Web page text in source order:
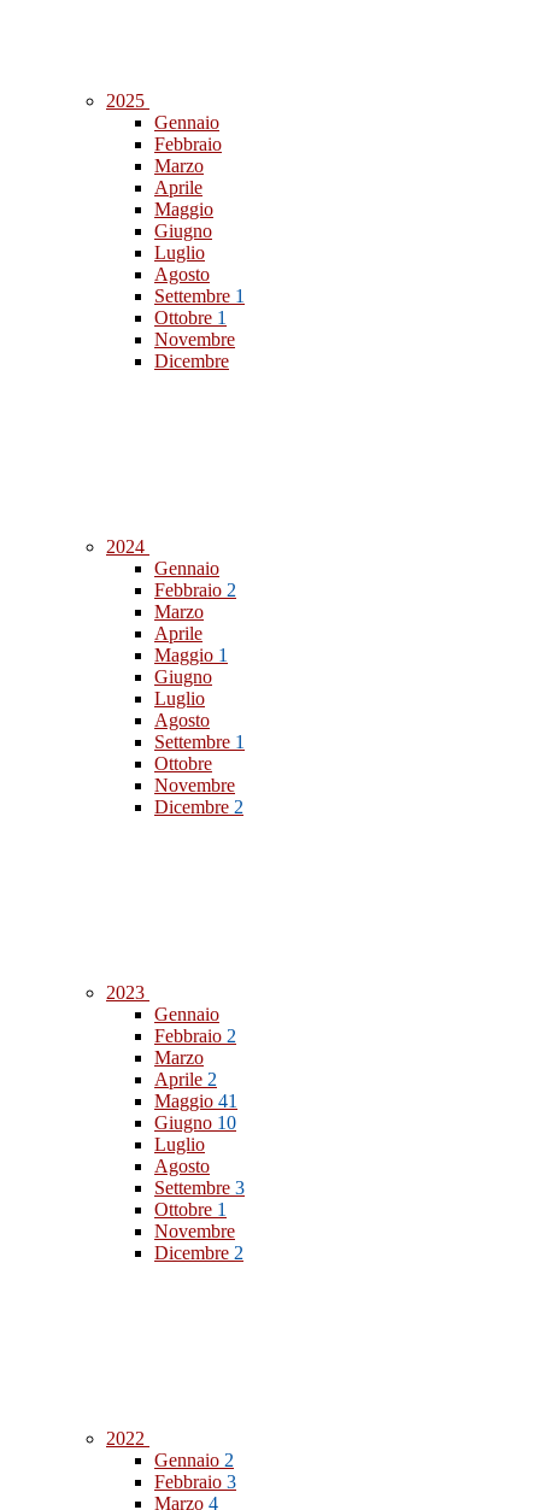
2025
Gennaio
Febbraio
Marzo
Aprile
Maggio
Giugno
Luglio
Agosto
Settembre 1
Ottobre 1
Novembre
Dicembre
2024
Gennaio
Febbraio 2
Marzo
Aprile
Maggio 1
Giugno
Luglio
Agosto
Settembre 1
Ottobre
Novembre
Dicembre 2
2023
Gennaio
Febbraio 2
Marzo
Aprile 2
Maggio 41
Giugno 10
Luglio
Agosto
Settembre 3
Ottobre 1
Novembre
Dicembre 2
2022
Gennaio 2
Febbraio 3
Marzo 4